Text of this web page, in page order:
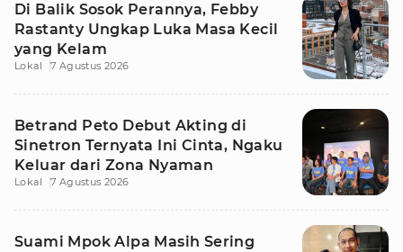
Di Balik Sosok Perannya, Febby
Rastanty Ungkap Luka Masa Kecil
yang Kelam
Lokal 7 Agustus 2026
Betrand Peto Debut Akting di
Sinetron Ternyata Ini Cinta, Ngaku
Keluar dari Zona Nyaman
Lokal 7 Agustus 2026
Suami Mpok Alpa Masih Sering